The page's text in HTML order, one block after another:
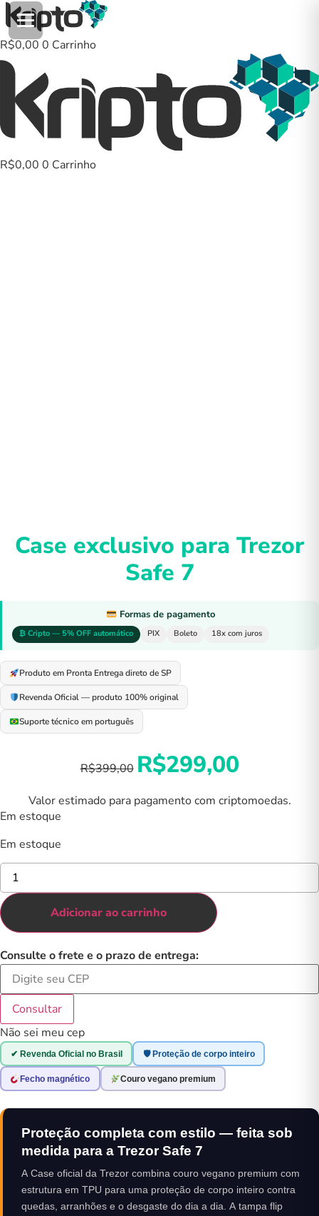
para
o
conteúdo
R$0,00 0 Carrinho
R$0,00 0 Carrinho
Case exclusivo para Trezor
Safe 7
Formas de pagamento
₿ Cripto — 5% OFF automático PIX Boleto 18x com juros
Produto em Pronta Entrega direto de SP
Revenda Oficial — produto 100% original
Suporte técnico em português
R$399,00
O
preço
era:
R$299,00O
preço
é:
Valor estimado para pagamento com criptomoedas.
Em estoque
Em estoque
Case
exclusivo
para
Trezor
Safe
7
quantidade
Adicionar ao carrinho
Consulte o frete e o prazo de entrega:
Consultar
Não sei meu cep
✔ Revenda Oficial no Brasil 🛡 Proteção de corpo inteiro
Fecho magnético Couro vegano premium
Proteção completa com estilo — feita sob
medida para a Trezor Safe 7
A Case oficial da Trezor combina couro vegano premium com
estrutura em TPU para uma proteção de corpo inteiro contra
quedas, arranhões e o desgaste do dia a dia. A tampa flip